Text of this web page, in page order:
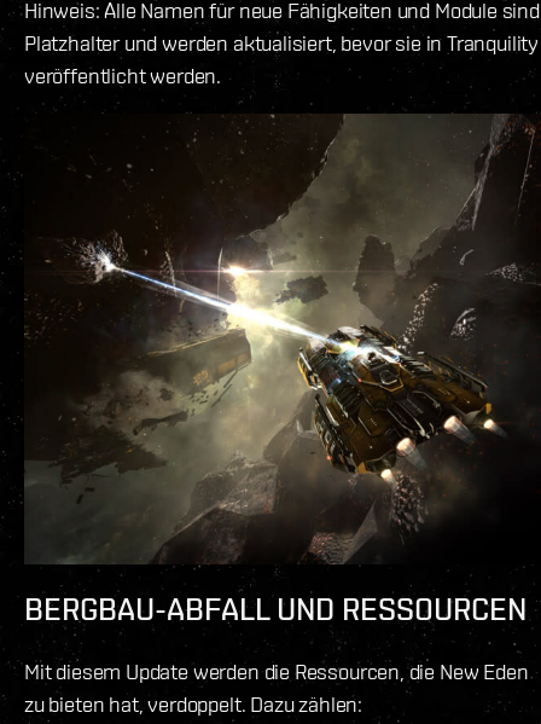
Hinweis: Alle Namen für neue Fähigkeiten und Module sind
Platzhalter und werden aktualisiert, bevor sie in Tranquility
veröffentlicht werden.
BERGBAU-ABFALL UND RESSOURCEN
Mit diesem Update werden die Ressourcen, die New Eden
zu bieten hat, verdoppelt. Dazu zählen: